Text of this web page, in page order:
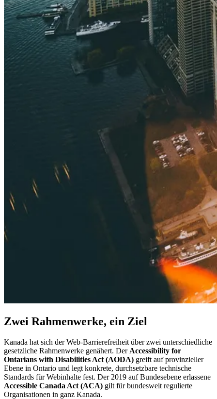
Zwei Rahmenwerke, ein Ziel
Kanada hat sich der Web-Barrierefreiheit über zwei unterschiedliche
gesetzliche Rahmenwerke genähert. Der Accessibility for
Ontarians with Disabilities Act (AODA) greift auf provinzieller
Ebene in Ontario und legt konkrete, durchsetzbare technische
Standards für Webinhalte fest. Der 2019 auf Bundesebene erlassene
Accessible Canada Act (ACA) gilt für bundesweit regulierte
Organisationen in ganz Kanada.